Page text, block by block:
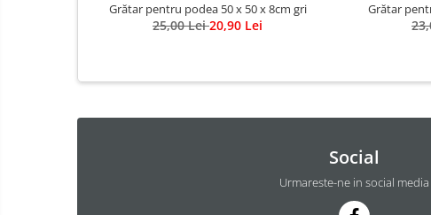
Grătar pentru podea 50 x 50 x 8cm gri
25,00 Lei20,90 Lei
Grătar
Social
Urmareste-ne in social media